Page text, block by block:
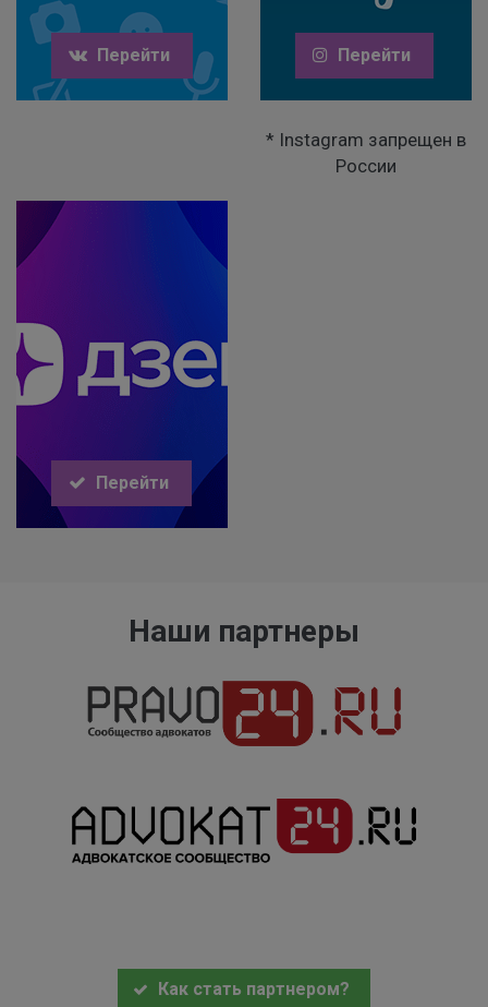
Перейти Перейти
* Instagram запрещен в
России
Перейти
Наши партнеры
Как стать партнером?